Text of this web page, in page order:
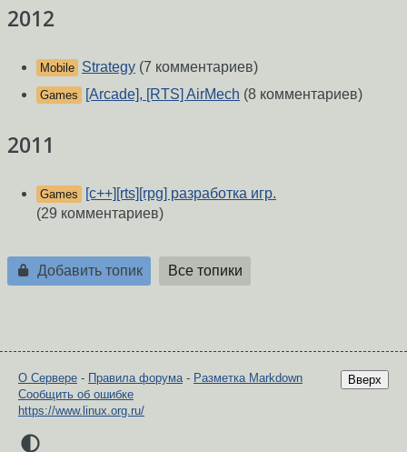
2012
Mobile Strategy (7 комментариев)
Games [Arcade], [RTS] AirMech (8 комментариев)
2011
Games
[c++][rts][rpg] разработка игр.
(29 комментариев)
Добавить топик Все топики
Вверх
О Сервере - Правила форума - Разметка Markdown
Сообщить об ошибке
https://www.linux.org.ru/